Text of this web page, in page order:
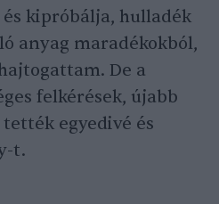
kipróbálja, hulladék
anyag maradékokból,
De a
felkérések, újabb
egyedivé és
t.